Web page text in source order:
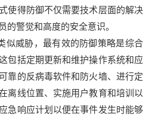
使得防御不仅需要技术层面的解决
的警觉和高度的安全意识。
似威胁，最有效的防御策略是综合
包括定期更新和维护操作系统和应
靠的反病毒软件和防火墙、进行定
离线位置、实施用户教育和培训以
急响应计划以便在事件发生时能够